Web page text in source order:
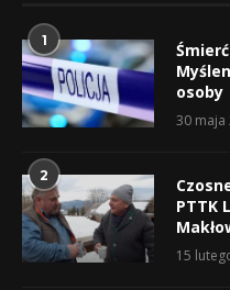
1
osoby
30 maja
2
PTTK
15